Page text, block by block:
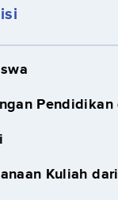
Pendidikan
Kuliah